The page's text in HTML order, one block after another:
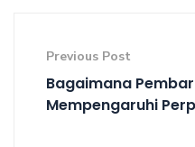
Previous Post
Bagaimana
Mempengaruhi